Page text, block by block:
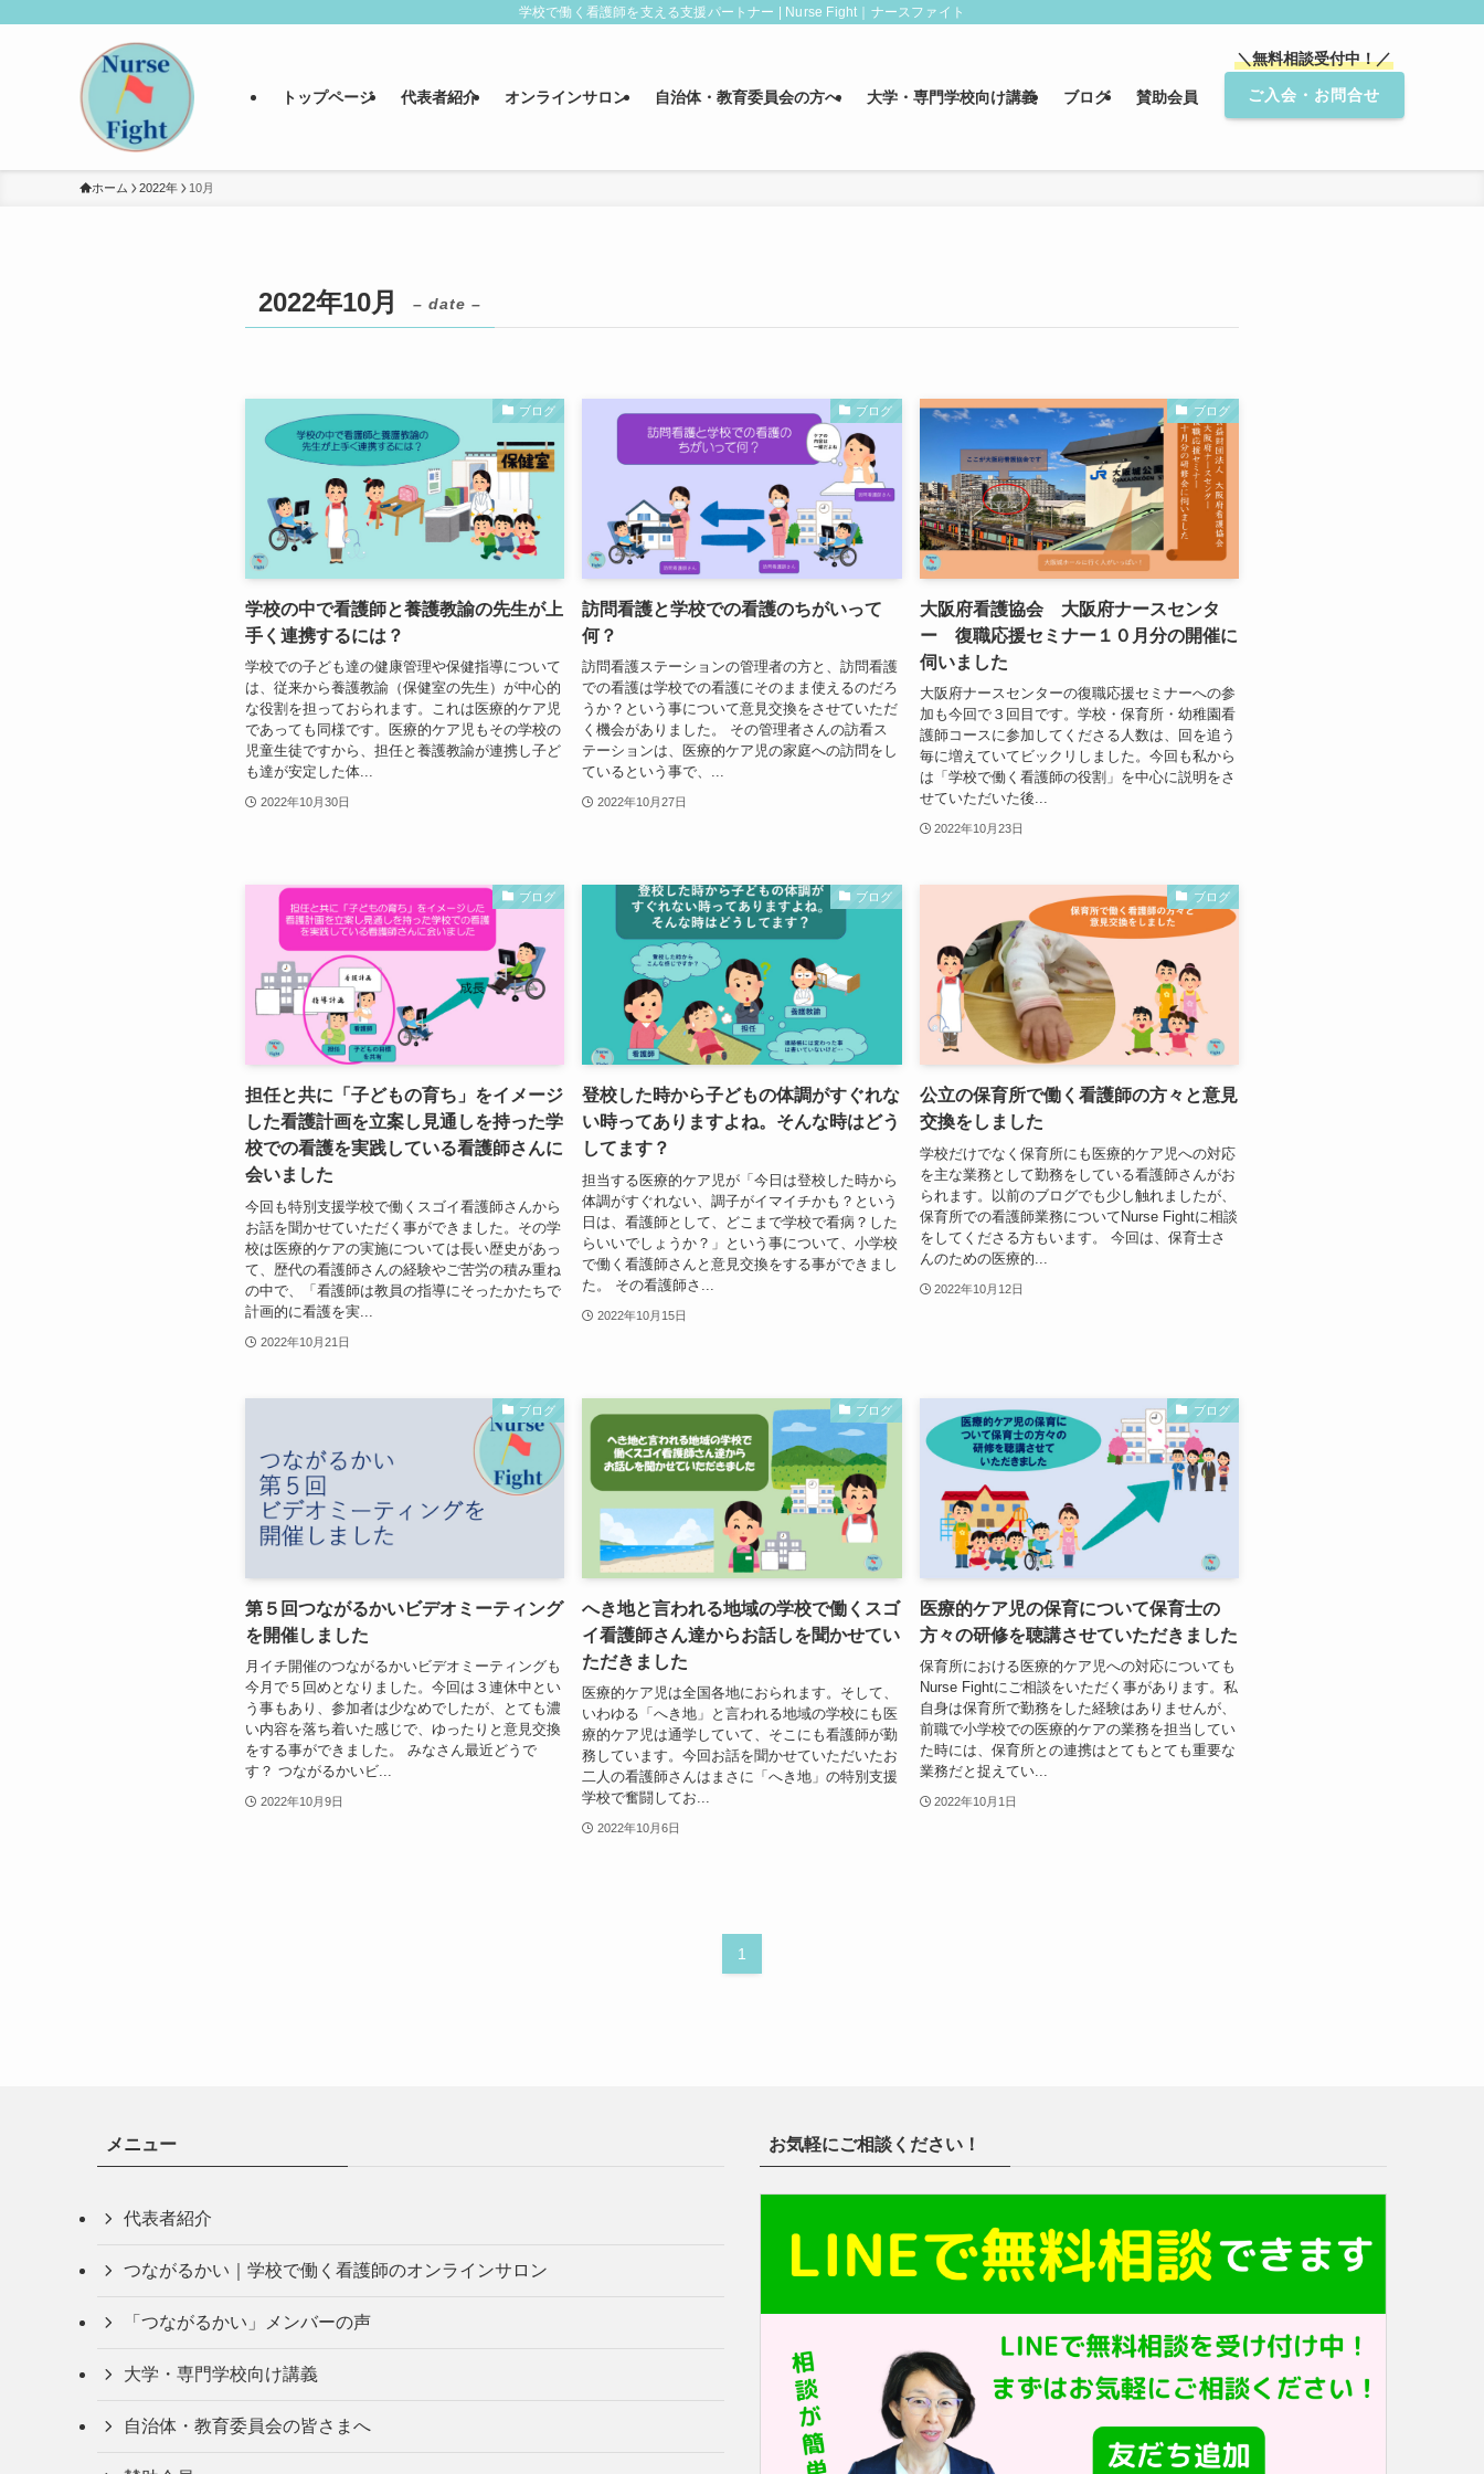
学校で働く看護師を支える支援パートナー | Nurse Fight｜ナースファイト
トップページ 代表者紹介 オンラインサロン 自治体・教育委員会の方へ 大学・専門学校向け講義 ブログ 賛助会員
＼無料相談受付中！／
ご入会・お問合せ
ホーム 2022年 10月
2022年10月 – date –
ブログ
学校の中で看護師と養護教諭の先生が上
手く連携するには？
学校での子ども達の健康管理や保健指導について
は、従来から養護教諭（保健室の先生）が中心的
な役割を担っておられます。これは医療的ケア児
であっても同様です。医療的ケア児もその学校の
児童生徒ですから、担任と養護教諭が連携し子ど
も達が安定した体...
2022年10月30日
ブログ
訪問看護と学校での看護のちがいって
何？
訪問看護ステーションの管理者の方と、訪問看護
での看護は学校での看護にそのまま使えるのだろ
うか？という事について意見交換をさせていただ
く機会がありました。 その管理者さんの訪看ス
テーションは、医療的ケア児の家庭への訪問をし
ているという事で、...
2022年10月27日
ブログ
大阪府看護協会 大阪府ナースセンタ
ー 復職応援セミナー１０月分の開催に
伺いました
大阪府ナースセンターの復職応援セミナーへの参
加も今回で３回目です。学校・保育所・幼稚園看
護師コースに参加してくださる人数は、回を追う
毎に増えていてビックリしました。今回も私から
は「学校で働く看護師の役割」を中心に説明をさ
せていただいた後...
2022年10月23日
ブログ
担任と共に「子どもの育ち」をイメージ
した看護計画を立案し見通しを持った学
校での看護を実践している看護師さんに
会いました
今回も特別支援学校で働くスゴイ看護師さんから
お話を聞かせていただく事ができました。その学
校は医療的ケアの実施については長い歴史があっ
て、歴代の看護師さんの経験やご苦労の積み重ね
の中で、「看護師は教員の指導にそったかたちで
計画的に看護を実...
2022年10月21日
ブログ
登校した時から子どもの体調がすぐれな
い時ってありますよね。そんな時はどう
してます？
担当する医療的ケア児が「今日は登校した時から
体調がすぐれない、調子がイマイチかも？という
日は、看護師として、どこまで学校で看病？した
らいいでしょうか？」という事について、小学校
で働く看護師さんと意見交換をする事ができまし
た。 その看護師さ...
2022年10月15日
ブログ
公立の保育所で働く看護師の方々と意見
交換をしました
学校だけでなく保育所にも医療的ケア児への対応
を主な業務として勤務をしている看護師さんがお
られます。以前のブログでも少し触れましたが、
保育所での看護師業務についてNurse Fightに相談
をしてくださる方もいます。 今回は、保育士さ
んのための医療的...
2022年10月12日
ブログ
第５回つながるかいビデオミーティング
を開催しました
月イチ開催のつながるかいビデオミーティングも
今月で５回めとなりました。今回は３連休中とい
う事もあり、参加者は少なめでしたが、とても濃
い内容を落ち着いた感じで、ゆったりと意見交換
をする事ができました。 みなさん最近どうで
す？ つながるかいビ...
2022年10月9日
ブログ
へき地と言われる地域の学校で働くスゴ
イ看護師さん達からお話しを聞かせてい
ただきました
医療的ケア児は全国各地におられます。そして、
いわゆる「へき地」と言われる地域の学校にも医
療的ケア児は通学していて、そこにも看護師が勤
務しています。今回お話を聞かせていただいたお
二人の看護師さんはまさに「へき地」の特別支援
学校で奮闘してお...
2022年10月6日
ブログ
医療的ケア児の保育について保育士の
方々の研修を聴講させていただきました
保育所における医療的ケア児への対応についても
Nurse Fightにご相談をいただく事があります。私
自身は保育所で勤務をした経験はありませんが、
前職で小学校での医療的ケアの業務を担当してい
た時には、保育所との連携はとてもとても重要な
業務だと捉えてい...
2022年10月1日
1
メニュー
代表者紹介
つながるかい｜学校で働く看護師のオンラインサロン
「つながるかい」メンバーの声
大学・専門学校向け講義
自治体・教育委員会の皆さまへ
お気軽にご相談ください！